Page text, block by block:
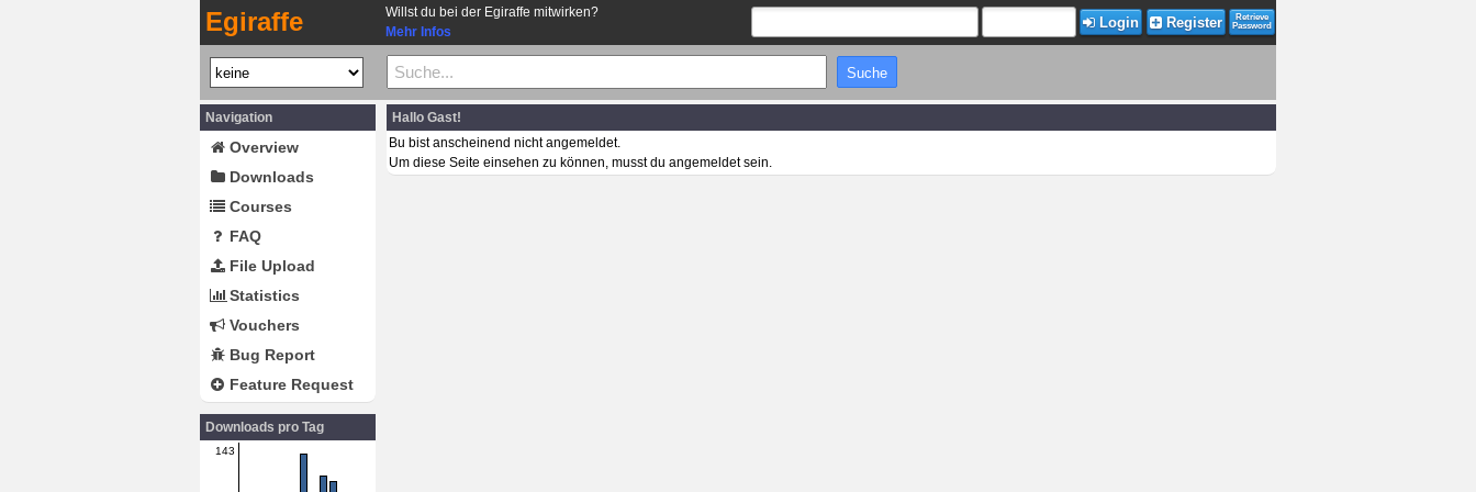
Egiraffe
Willst du bei der Egiraffe mitwirken?
Mehr Infos
Login Register
Retrieve
Password
Navigation
Overview
Downloads
Courses
FAQ
File Upload
Statistics
Vouchers
Bug Report
Feature Request
Downloads pro Tag
143
Hallo Gast!
Bu bist anscheinend nicht angemeldet.
Um diese Seite einsehen zu können, musst du angemeldet sein.